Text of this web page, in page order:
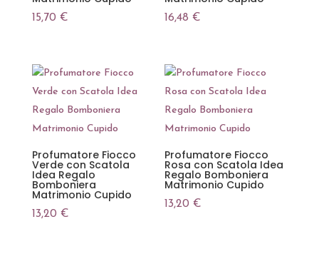
15,70 € 16,48€
Profumatore Fiocco
Verde con Scatola
Idea Regalo
Bomboniera
Matrimonio Cupido
13,20 €
Profumatore Fiocco
Rosa con Scatola Idea
Regalo Bomboniera
Matrimonio Cupido
13,20€